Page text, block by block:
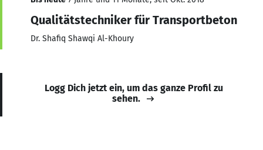
Qualitätstechniker für Transportbeton
Dr. Shafiq Shawqi Al-Khoury
Logg Dich jetzt ein, um das ganze Profil zu
sehen.